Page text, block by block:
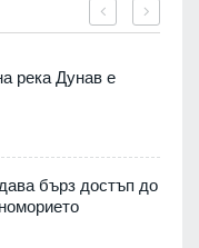
река Дунав е
бърз достъп до